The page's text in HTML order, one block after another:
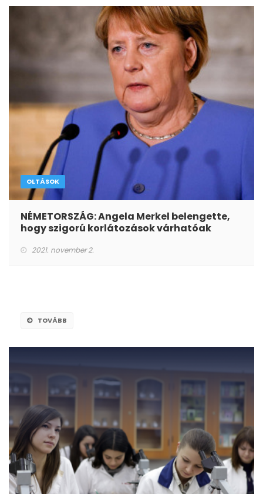
OLTÁSOK
NÉMETORSZÁG: Angela Merkel belengette,
hogy szigorú korlátozások várhatóak
2021. november 2.
TOVÁBB